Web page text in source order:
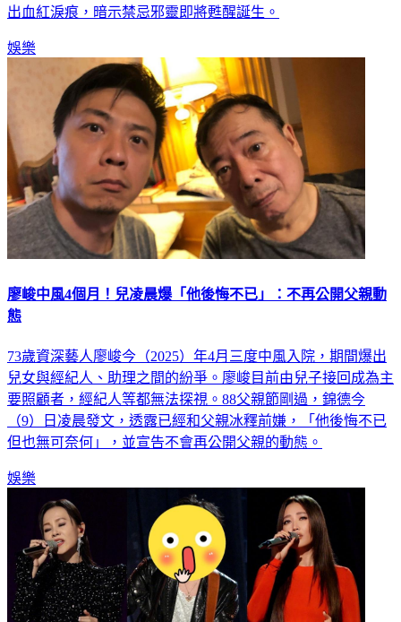
出血紅淚痕，暗示禁忌邪靈即將甦醒誕生。
娛樂
廖峻中風4個月！兒凌晨爆「他後悔不已」：不再公開父親動
態
73歲資深藝人廖峻今（2025）年4月三度中風入院，期間爆出
兒女與經紀人、助理之間的紛爭。廖峻目前由兒子接回成為主
要照顧者，經紀人等都無法探視。88父親節剛過，錦德今
（9）日凌晨發文，透露已經和父親冰釋前嫌，「他後悔不已
但也無可奈何」，並宣告不會再公開父親的動態。
娛樂